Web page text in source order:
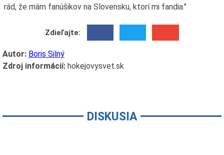
rád, že mám fanúšikov na Slovensku, ktorí mi fandia."
Zdieľajte:
Autor: Boris Silný
Zdroj informácií:hokejovysvet.sk
DISKUSIA